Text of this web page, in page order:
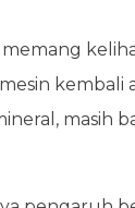
kembali
masih